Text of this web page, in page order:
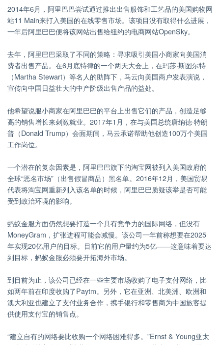
2014年6月，阿里巴巴尝试通过推出出售服饰和工艺品的美国购物网
站11 Main来打入美国的在线零售市场。该项目没有取得什么进展，
一年后阿里巴巴便将该网站出售给纽约的电商网站OpenSky。
去年，阿里巴巴采取了不同的策略：寻求吸引美国小商家向美国消
费者出售产品。在6月底特律的一个两天大会上，在玛莎·斯图尔特
（Martha Stewart）等名人的助阵下，马云向美国商户发表演说，
宣传向中国日益壮大的中产阶级出售产品的益处。
他希望说服小商家在阿里巴巴的平台上出售它们的产品，创造足够
高的销售增长来刺激就业。2017年1月，在与美国总统唐纳德·特朗
普（Donald Trump）会面期间，马云承诺帮助他创造100万个美国
工作岗位。
一个潜在的复杂因素是，阿里巴巴旗下的淘宝网被列入美国政府的
全球“恶名市场”（出售假冒商品）黑名单。2016年12月，美国贸易
代表将淘宝网重新列入该名单的时候，阿里巴巴质疑该举是否可能
受到政治环境的影响。
蚂蚁金服方面仍然想要打造一个具有竞争力的国际网络，但没有
MoneyGram，扩张进程可能会减慢。该公司一年前称想要在2025
年实现20亿用户的目标。目前它的用户量约为5亿——这意味着要达
到目标，蚂蚁金服必须要开拓海外市场。
到目前为止，该公司已经在一些主要市场收购了电子支付网络，比
如两年前在印度收购了Paytm。另外，它在亚洲、北美洲、欧洲和
澳大利亚也建立了支付业务合作，携手银行和零售商为中国旅客提
供使用支付宝的销售点。
“建立自有的网络要比收购一个网络困难得多。”Ernst & Young亚太